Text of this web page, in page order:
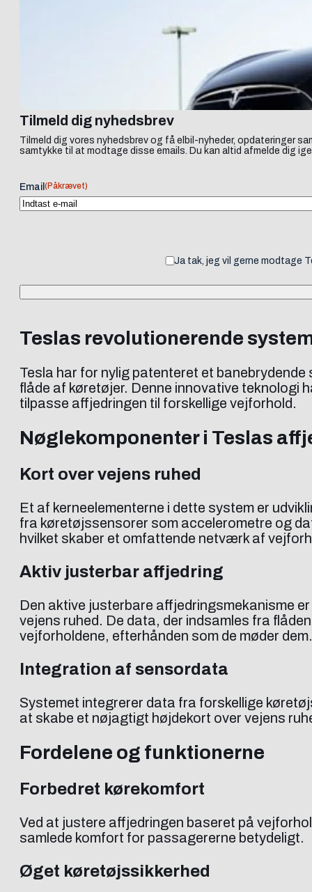
Tilmeld dig nyhedsbrev
Tilmeld dig vores nyhedsbrev og få elbil-nyheder, opdateringer
samtykke til at modtage disse emails. Du kan altid afmelde dig
Email (Påkrævet)
Ja tak, jeg vil gerne modtage
Teslas revolutionerende
Tesla har for nylig patenteret et
flåde af køretøjer. Denne innovative teknologi
tilpasse affjedringen til forskellige vejforhold.
Nøglekomponenter i Teslas
Kort over vejens ruhed
Et af kerneelementerne i dette system er
fra køretøjssensorer som accelerometre og
hvilket skaber et omfattende netværk af
Aktiv justerbar affjedring
Den aktive justerbare affjedringsmekanisme
vejens ruhed. De data, der indsamles fra
vejforholdene, efterhånden som de møder dem.
Integration af sensordata
Systemet integrerer data fra forskellige
at skabe et nøjagtigt højdekort over vejens
Fordelene og funktionerne
Forbedret kørekomfort
Ved at justere affjedringen baseret på
samlede komfort for passagererne betydeligt.
Øget køretøjssikkerhed